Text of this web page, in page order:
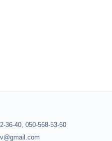
36-40, 050-568-53-60